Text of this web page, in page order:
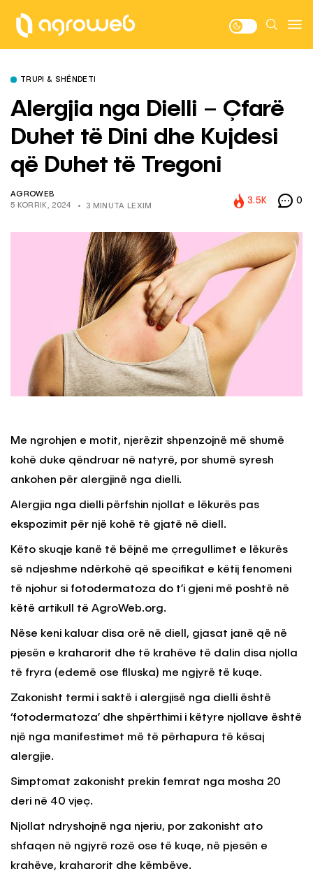
TRUPI & SHËNDETI
Alergjia nga Dielli – Çfarë
Duhet të Dini dhe Kujdesi
që Duhet të Tregoni
AGROWEB
5 KORRIK, 2024
3 MINUTA LEXIM
3.5K 0
Me ngrohjen e motit, njerëzit shpenzojnë më shumë
kohë duke qëndruar në natyrë, por shumë syresh
ankohen për alergjinë nga dielli.
Alergjia nga dielli përfshin njollat e lëkurës pas
ekspozimit për një kohë të gjatë në diell.
Këto skuqje kanë të bëjnë me çrregullimet e lëkurës
së ndjeshme ndërkohë që specifikat e këtij fenomeni
të njohur si fotodermatoza do t’i gjeni më poshtë në
këtë artikull të AgroWeb.org.
Nëse keni kaluar disa orë në diell, gjasat janë që në
pjesën e kraharorit dhe të krahëve të dalin disa njolla
të fryra (edemë ose flluska) me ngjyrë të kuqe.
Zakonisht termi i saktë i alergjisë nga dielli është
‘fotodermatoza’ dhe shpërthimi i këtyre njollave është
një nga manifestimet më të përhapura të kësaj
alergjie.
Simptomat zakonisht prekin femrat nga mosha 20
deri në 40 vjeç.
Njollat ndryshojnë nga njeriu, por zakonisht ato
shfaqen në ngjyrë rozë ose të kuqe, në pjesën e
krahëve, kraharorit dhe këmbëve.